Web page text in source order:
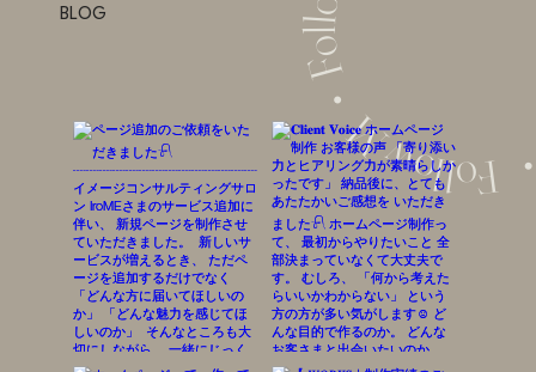
BLOG